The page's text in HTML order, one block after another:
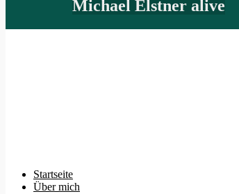
Michael Elstner alive
Startseite
Über mich